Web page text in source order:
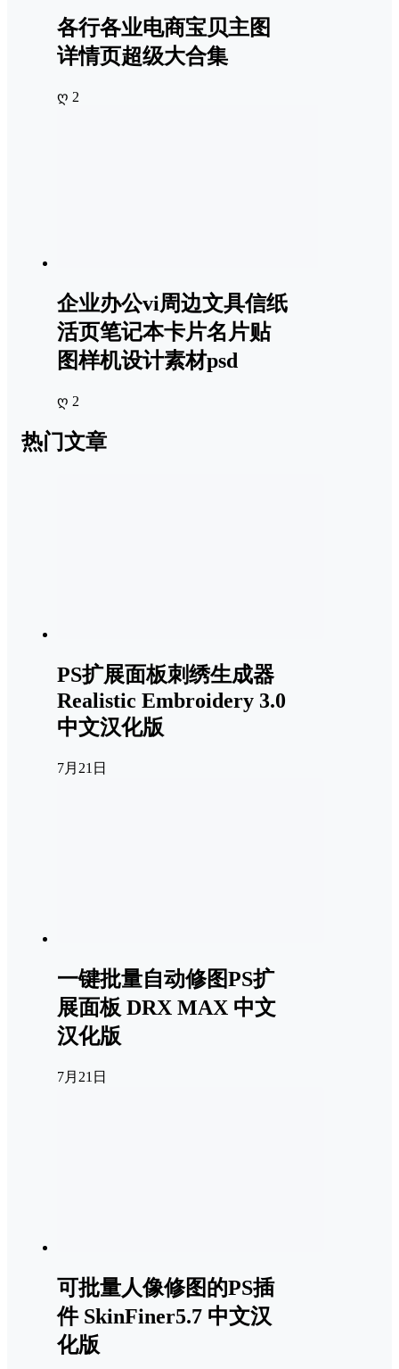
各行各业电商宝贝主图
详情页超级大合集
ღ 2
企业办公vi周边文具信纸
活页笔记本卡片名片贴
图样机设计素材psd
ღ 2
热门文章
PS扩展面板刺绣生成器
Realistic Embroidery 3.0
中文汉化版
7月21日
一键批量自动修图PS扩
展面板 DRX MAX 中文
汉化版
7月21日
可批量人像修图的PS插
件 SkinFiner5.7 中文汉
化版